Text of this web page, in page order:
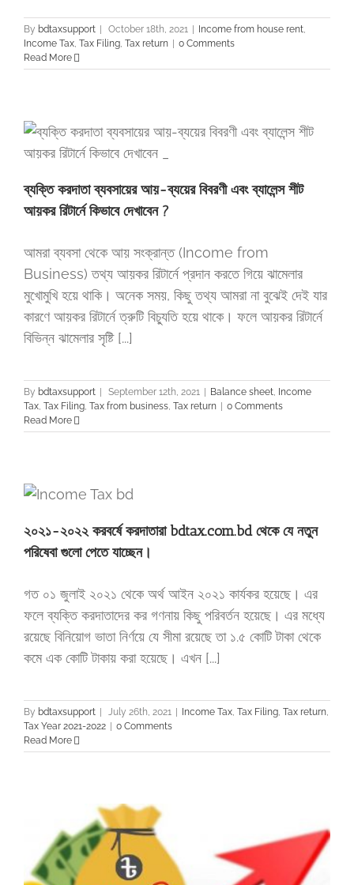
By bdtaxsupport | October 18th, 2021 | Income from house rent
Income Tax Tax Filing Tax return | 0 Comments
Read More
ব্যক্তি করদাতা ব্যবসায়ের আয়-ব্যয়ের বিবরণী এবং ব্যালেন্স শীট
আয়কর রিটার্নে কিভাবে দেখাবেন ?
আমরা ব্যবসা থেকে আয় সংক্রান্ত (Income from
Business) তথ্য আয়কর রিটার্নে প্রদান করতে গিয়ে ঝামেলার
মুখোমুখি হয়ে থাকি। অনেক সময়, কিছু তথ্য আমরা না বুঝেই দেই যার
কারণে আয়কর রিটার্নে ত্রুটি বিচ্যুতি হয়ে থাকে। ফলে আয়কর রিটার্নে
বিভিন্ন ঝামেলার সৃষ্টি [...]
By bdtaxsupport | September 12th, 2021 | Balance sheet Income
Tax Tax Filing Tax from business Tax return | 0 Comments
Read More
২০২১-২০২২ করবর্ষে করদাতারা bdtax.com.bd থেকে যে নতুন
পরিষেবা গুলো পেতে যাচ্ছেন।
গত ০১ জুলাই ২০২১ থেকে অর্থ আইন ২০২১ কার্যকর হয়েছে। এর
ফলে ব্যক্তি করদাতাদের কর গণনায় কিছু পরিবর্তন হয়েছে। এর মধ্যে
রয়েছে বিনিয়োগ ভাতা নির্ণয়ে যে সীমা রয়েছে তা ১.৫ কোটি টাকা থেকে
কমে এক কোটি টাকায় করা হয়েছে। এখন [...]
By bdtaxsupport | July 26th, 2021 | Income Tax Tax Filing Tax return
Tax Year 2021-2022 | 0 Comments
Read More